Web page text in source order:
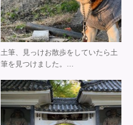
土筆、見っけ お散歩をしていたら 土
筆を見つけました。 …